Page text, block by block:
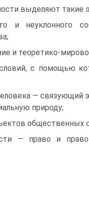
выделяют такие
и неуклонного
и теоретико-
с помощью
—
природу;
— право и